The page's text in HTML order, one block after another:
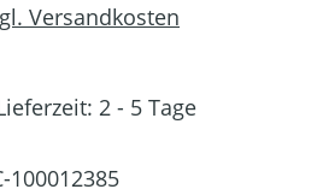
Versandkosten
2 - 5 Tage
100012385